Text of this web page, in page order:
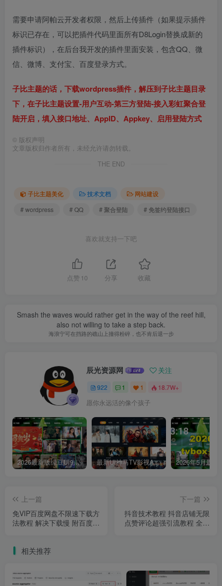
需要申请阿帕云开发者权限，然后上传插件（如果提示插件
标识已存在，可以把插件代码里面所有D8Login替换成新的
插件标识），在后台我开发的插件里面安装，包含QQ、微
信、微博、支付宝、百度登录方式。
子比主题的话，下载wordpress插件，解压到子比主题目录
下，在子比主题设置-用户互动-第三方登陆-接入彩虹聚合登
陆开启，填入接口地址、AppID、Appkey、启用登陆方式
© 版权声明
文章版权归作者所有，未经允许请勿转载。
THE END
子比主题美化 技术文档
网站建设
# wordpress
# QQ # 聚合登陆 # 免签约登陆接口
喜欢就支持一下吧
点赞 10 分享 收藏
Smash the waves would rather get in the way of the reef hill,
also not willing to take a step back.
海浪宁可在挡路的礁山上撞得粉碎，也不肯后退一步
辰光资源网 关注
922 1 1 18.7W+
愿你永远活的像个孩子
2026最新版绿豆UI9双端影视APP源码 最新UI神马TV影视APP源码 乐檬影视苹果CMS后台 包含前后端源码
上一篇
免VIP百度网盘不限速下载方
法教程 解决下载慢 附百度云
下一篇
抖音技术教程 抖音店铺无限
点赞评论超强引流教程 全自
相关推荐